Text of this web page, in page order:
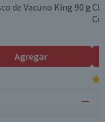
de Vacuno King 90 g
Agregar